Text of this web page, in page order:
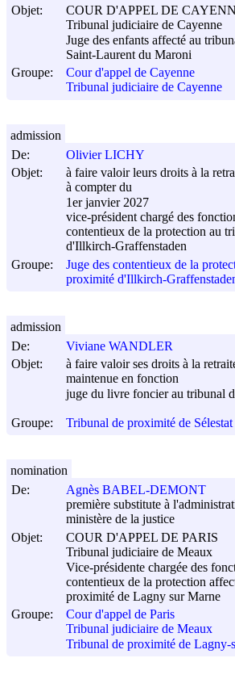
Objet:
COUR D'APPEL DE
Tribunal judiciaire de Cayenne
Juge des enfants affecté au
Saint-Laurent du Maroni
Groupe:
Cour d'appel de Cayenne
Tribunal judiciaire de Cayenne
De:
Olivier LICHY
Objet:
à faire valoir leurs droits à la
à compter du
1er janvier 2027
vice-président chargé des
contentieux de la protection au
d'Illkirch-Graffenstaden
Groupe:
Juge des contentieux de la
proximité d'Illkirch-
admission
De:
Viviane WANDLER
Objet:
à faire valoir ses droits à la
maintenue en fonction
juge du livre foncier au tribunal
Groupe: Tribunal de proximité de Sélestat
admission
De:
Agnès BABEL-DEMONT
première substitute à
ministère de la justice
Objet:
COUR D'APPEL DE PARIS
Tribunal judiciaire de Meaux
Vice-présidente chargée des
contentieux de la protection
proximité de Lagny sur Marne
Groupe:
Cour d'appel de Paris
Tribunal judiciaire de Meaux
Tribunal de proximité de Lagny-
nomination